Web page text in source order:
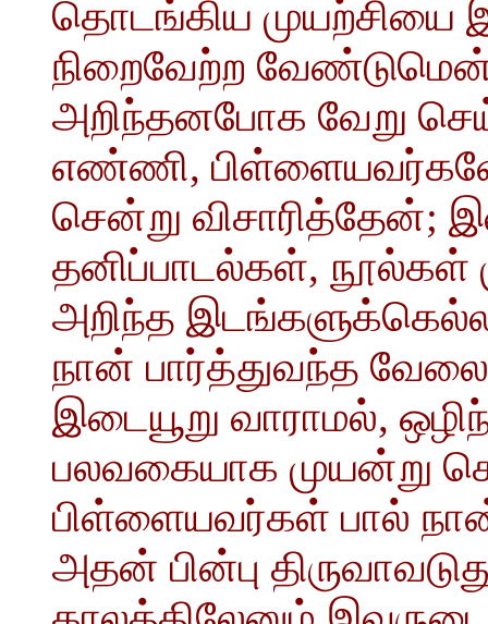
தொடங்கிய முயற்சியை
நிறைவேற்ற
அறிந்தனபோக வேறு
எண்ணி,
சென்று விசாரித்தேன்;
தனிப்பாடல்கள், நூல்கள்
அறிந்த
நான் பார்த்துவந்த
இடையூறு வாராமல்,
பலவகையாக முயன்று
பிள்ளையவர்கள் பால்
அதன் பின்பு